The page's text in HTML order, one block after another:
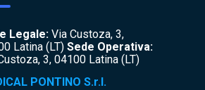
Legale:Via Custoza, 3,
Latina (LT) Sede Operativa:
3, 04100 Latina (LT)
PONTINO S.r.l.